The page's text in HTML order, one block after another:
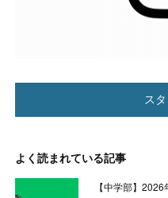
ス
よく読まれている記事
【中学部】